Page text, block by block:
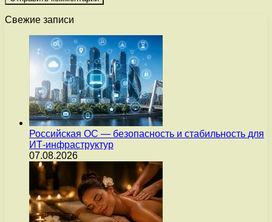
Свежие записи
Российская ОС — безопасность и стабильность для
ИТ-инфраструктур
07.08.2026